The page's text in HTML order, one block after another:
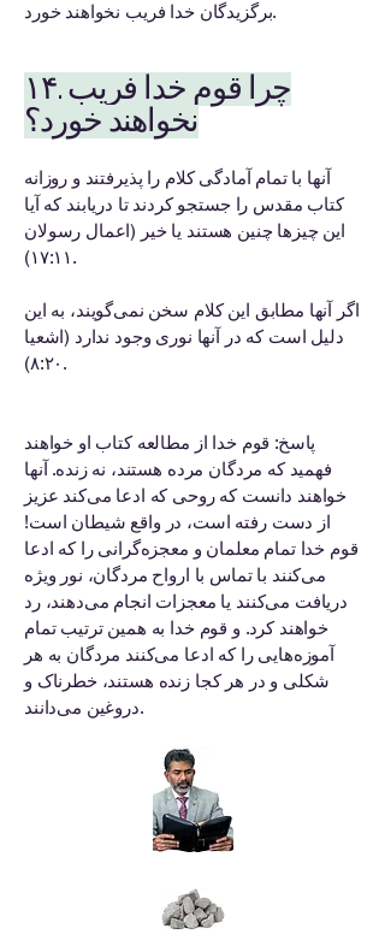
برگزیدگان خدا فریب نخواهند خورد.
۱۴. چرا قوم خدا فریب
نخواهند خورد؟
آنها با تمام آمادگی کلام را پذیرفتند و روزانه
کتاب مقدس را جستجو کردند تا دریابند که آیا
این چیزها چنین هستند یا خیر (اعمال رسولان
۱۷:۱۱).
اگر آنها مطابق این کلام سخن نمی‌گویند، به این
دلیل است که در آنها نوری وجود ندارد (اشعیا
۸:۲۰).
پاسخ: قوم خدا از مطالعه کتاب او خواهند
فهمید که مردگان مرده هستند، نه زنده. آنها
خواهند دانست که روحی که ادعا می‌کند عزیز
از دست رفته است، در واقع شیطان است!
قوم خدا تمام معلمان و معجزه‌گرانی را که ادعا
می‌کنند با تماس با ارواح مردگان، نور ویژه
دریافت می‌کنند یا معجزات انجام می‌دهند، رد
خواهند کرد. و قوم خدا به همین ترتیب تمام
آموزه‌هایی را که ادعا می‌کنند مردگان به هر
شکلی و در هر کجا زنده هستند، خطرناک و
دروغین می‌دانند.